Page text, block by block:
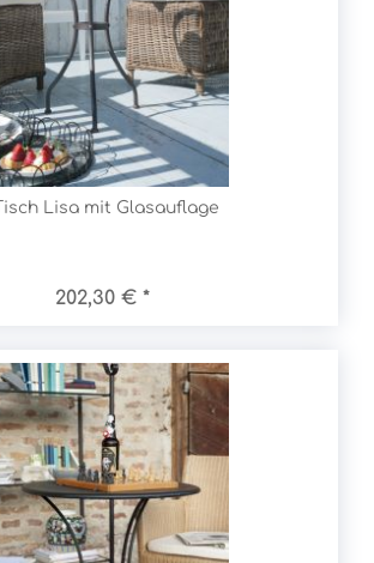
Tisch Lisa mit Glasauflage
202,30 € *